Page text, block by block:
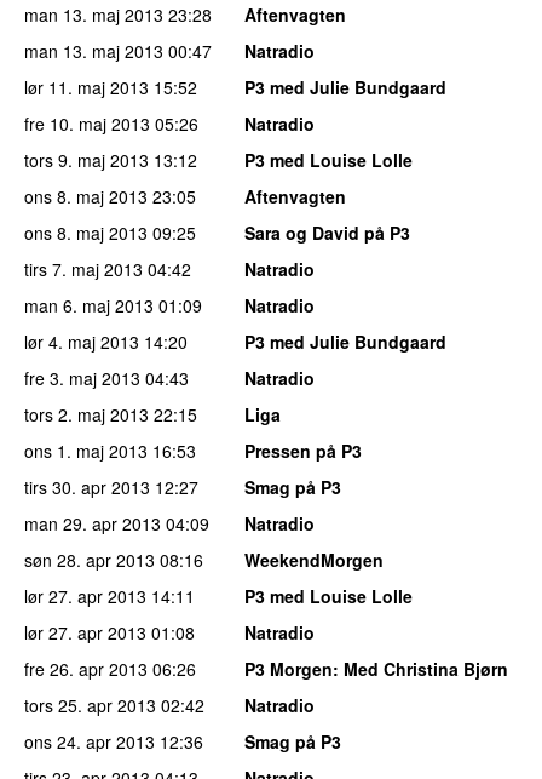
man 13. maj 2013 23:28
Aftenvagten
man 13. maj 2013 00:47
Natradio
lør 11. maj 2013 15:52
P3 med Julie Bundgaard
fre 10. maj 2013 05:26
Natradio
tors 9. maj 2013 13:12
P3 med Louise Lolle
ons 8. maj 2013 23:05
Aftenvagten
ons 8. maj 2013 09:25
Sara og David på P3
tirs 7. maj 2013 04:42
Natradio
man 6. maj 2013 01:09
Natradio
lør 4. maj 2013 14:20
P3 med Julie Bundgaard
fre 3. maj 2013 04:43
Natradio
tors 2. maj 2013 22:15
Liga
ons 1. maj 2013 16:53
Pressen på P3
tirs 30. apr 2013 12:27
Smag på P3
man 29. apr 2013 04:09
Natradio
søn 28. apr 2013 08:16
WeekendMorgen
lør 27. apr 2013 14:11
P3 med Louise Lolle
lør 27. apr 2013 01:08
Natradio
fre 26. apr 2013 06:26 P3 Morgen: Med Christina Bjørn
tors 25. apr 2013 02:42
Natradio
ons 24. apr 2013 12:36
Smag på P3